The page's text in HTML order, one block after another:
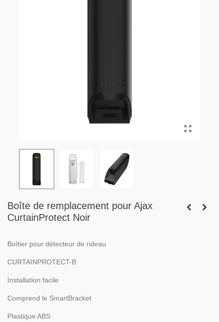
Boîte de remplacement pour Ajax
CurtainProtect Noir
Boîtier pour détecteur de rideau
CURTAINPROTECT-B
Installation facile
Comprend le SmartBracket
Plastique ABS